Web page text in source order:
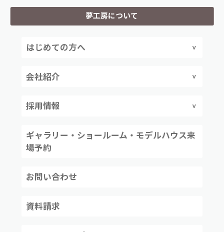
夢工房について
はじめての方へ
会社紹介
採用情報
ギャラリー・ショールーム・モデルハウス来
場予約
お問い合わせ
資料請求